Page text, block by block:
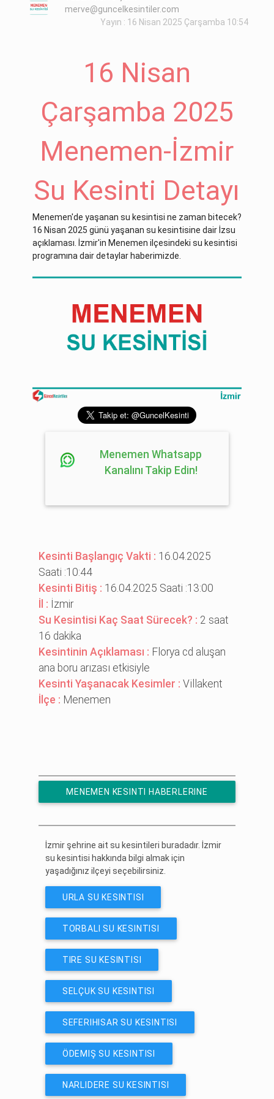
merve@guncelkesintiler.com
Yayın : 16 Nisan 2025 Çarşamba 10:54
16 Nisan
Çarşamba 2025
Menemen-İzmir
Su Kesinti Detayı
Menemen'de yaşanan su kesintisi ne zaman bitecek?
16 Nisan 2025 günü yaşanan su kesintisine dair İzsu
açıklaması. İzmir'in Menemen ilçesindeki su kesintisi
programına dair detaylar haberimizde.
Menemen Whatsapp
Kanalını Takip Edin!
Kesinti Başlangıç Vakti : 16.04.2025
Saati :10:44
Kesinti Bitiş : 16.04.2025 Saati :13:00
İl : İzmir
Su Kesintisi Kaç Saat Sürecek? : 2 saat
16 dakika
Kesintinin Açıklaması : Florya cd aluşan
ana boru arızası etkisiyle
Kesinti Yaşanacak Kesimler :Vi̇llakent
İlçe : Menemen
MENEMEN KESINTI HABERLERINE
İzmir şehrine ait su kesintileri buradadır. İzmir
su kesintisi hakkında bilgi almak için
yaşadığınız ilçeyi seçebilirsiniz.
URLA SU KESINTISI
TORBALI SU KESINTISI
TIRE SU KESINTISI
SELÇUK SU KESINTISI
SEFERIHISAR SU KESINTISI
ÖDEMIŞ SU KESINTISI
NARLIDERE SU KESINTISI